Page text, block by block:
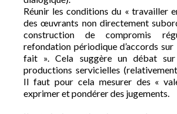
Réunir les conditions du « travailler
des œuvrants non directement
construction de compromis
refondation périodique d’accords
fait ». Cela suggère un débat
productions servicielles
Il faut pour cela mesurer des «
exprimer et pondérer des jugements.